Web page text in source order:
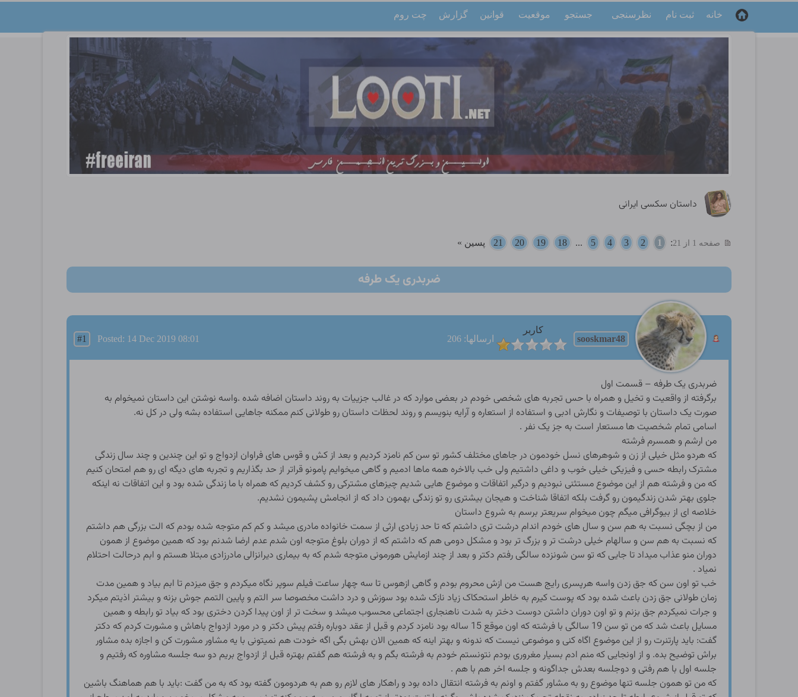
خانه ثبت نام نظرسنجی جستجو موقعیت قوانین گزارش چت روم
داستان سکسی ایرانی
صفحه 1 از 21 :
1
2
3
4
5
...
18
19
20
21 پسین »
ضربدری یک طرفه
sooskmar48
کاربر
ارسالها: 206
#1 Posted: 14 Dec 2019 08:01
ضربدری یک طرفه – قسمت اول
برگرفته از واقعیت و تخیل و همراه با حس تجربه های شخصی خودم در بعضی موارد که در غالب جزییات به روند داستان اضافه شده .واسه نوشتن این داستان نمیخوام به
صورت یک داستان با توصیفات و نگارش ادبی و استفاده از استعاره و آرایه بنویسم و روند لحظات داستان رو طولانی کنم ممکنه جاهایی استفاده بشه ولی در کل نه.
اسامی تمام شخصیت ها مستعار است به جز یک نفر .
من ارشم و همسرم فرشته
که هردو مثل خیلی از زن و شوهرهای نسل خودمون در جاهای مختلف کشور تو سن کم نامزد کردیم و بعد از کش و قوس های فراوان ازدواج و تو این چندین و چند سال زندگی
مشترک رابطه حسی و فیزیکی خیلی خوب و داغی داشتیم ولی خب بالاخره همه ماها ادمیم و گاهی میخوایم پامونو قراتر از حد بگذاریم و تجربه های دیگه ای رو هم امتحان کنیم
که من و فرشته هم از این موضوع مستثنی نبودیم و درگیر اتفاقات و موضوع هایی شدیم چیزهای مشترکی رو کشف کردیم که همراه با ما زندگی شده بود و این اتفاقات نه اینکه
جلوی بهتر شدن زندگیمون رو گرفت بلکه اتفاقا شناخت و هیجان بیشتری رو تو زندگی بهمون داد که از انجامش پشیمون نشدیم.
خلاصه ای از بیوگرافی میگم چون میخوام سریعتر برسم به شروع داستان
من از بچگی نسبت به هم سن و سال های خودم اندام درشت تری داشتم که تا حد زیادی ارثی از سمت خانواده مادری میشد و کم کم متوجه شده بودم که الت بزرگی هم داشتم
که نسبت به هم سن و سالهام خیلی درشت تر و بزرگ تر بود و مشکل دومی هم که داشتم که از دوران بلوغ متوجه اون شدم عدم ارضا شدنم بود که همین موضوع از همون
دوران منو عذاب میداد تا جایی که تو سن شونزده سالگی رفتم دکتر و بعد از چند ازمایش هورمونی متوجه شدم که به بیماری دیرانزالی مادرزادی مبتلا هستم و ابم درحالت احتلام
نمیاد .
خب تو اون سن که جق زدن واسه هرپسری رایج هست من ازش محروم بودم و گاهی ازهوس تا سه چهار ساعت فیلم سوپر نگاه میکردم و جق میزدم تا ابم بیاد و همین مدت
زمان طولانی جق زدن باعث شده بود که پوست کیرم به خاطر استحکاک زیاد نازک شده بود سوزش و درد داشت مخصوصا سر التم و پایین التمم جوش بزنه و بیشتر اذیتم میکرد
و جرات نمیکردم جق بزنم و تو اون دوران داشتن دوست دختر به شدت ناهنجاری اجتماعی محسوب میشد و سخت تر از اون پیدا کردن دختری بود که بیاد تو رابطه و همین
مسایل باعث شد که من تو سن 19 سالگی با فرشته که اون موقع 15 ساله بود نامزد کردم و قبل از عقد دوباره رفتم پیش دکتر و در مورد ازدواج باهاش و مشورت کردم که دکتر
گفت: باید پارتنرت رو از این موضوع اگاه کنی و موضوعی نیست که ندونه و بهتر اینه که همین الان بهش بگی اگه خودت هم نمیتونی با یه مشاور مشورت کن و اجازه بده مشاور
براش توضیح بده. و از اونجایی که منم ادم بسیار مغروری بودم نتونستم خودم به فرشته بگم و به فرشته هم گفتم بهتره قبل از ازدواج بریم دو سه جلسه مشاوره که رفتیم و
جلسه اول با هم رفتی و دوجلسه بعدش جداگونه و جلسه اخر هم با هم .
که من تو همون جلسه تنها موضوع رو به مشاور گفتم و اونم به فرشته انتقال داده بود و راهکار های لازم رو هم به هردومون گفته بود که به من گفت :باید با هم هماهنگ باشین